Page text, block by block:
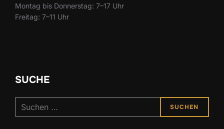
Montag bis Donnerstag: 7–17 Uhr
Freitag: 7–11 Uhr
SUCHE
SUCHEN